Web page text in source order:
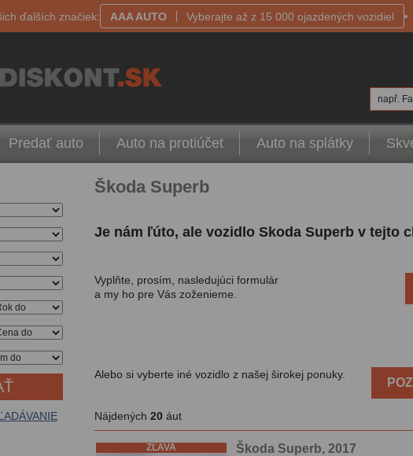
ďalších značiek: AAA AUTO Vyberajte až z 15 000 ojazdených vozidiel
např.
Škoda Superb
Je nám ľúto, ale vozidlo Skoda Superb v tejto
Vyplňte, prosím, nasledujúci formulár
a my ho pre Vás zoženieme.
Alebo si vyberte iné vozidlo z našej širokej ponuky.
Nájdených 20áut
ZĽAVA Škoda Superb, 2017
Predať auto Auto na protiúčet Auto na splátky